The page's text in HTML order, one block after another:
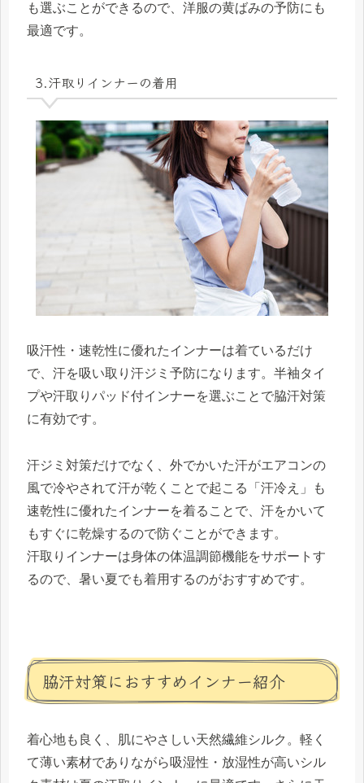
も選ぶことができるので、洋服の黄ばみの予防にも
最適です。
3.汗取りインナーの着用
吸汗性・速乾性に優れたインナーは着ているだけ
で、汗を吸い取り汗ジミ予防になります。半袖タイ
プや汗取りパッド付インナーを選ぶことで脇汗対策
に有効です。
汗ジミ対策だけでなく、外でかいた汗がエアコンの
風で冷やされて汗が乾くことで起こる「汗冷え」も
速乾性に優れたインナーを着ることで、汗をかいて
もすぐに乾燥するので防ぐことができます。
汗取りインナーは身体の体温調節機能をサポートす
るので、暑い夏でも着用するのがおすすめです。
脇汗対策におすすめインナー紹介
着心地も良く、肌にやさしい天然繊維シルク。軽く
て薄い素材でありながら吸湿性・放湿性が高いシル